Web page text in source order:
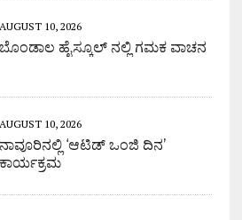
AUGUST 10, 2026
ಬೊಂಡಾಲ ಹೈಸ್ಕೂಲ್ ನಲ್ಲಿ ಗಮಕ ವಾಚನ
AUGUST 10, 2026
ನಾವೂರಿನಲ್ಲಿ ‘ಆಟಿಡ್ ಒಂಜಿ ದಿನ’
ಕಾರ್ಯಕ್ರಮ